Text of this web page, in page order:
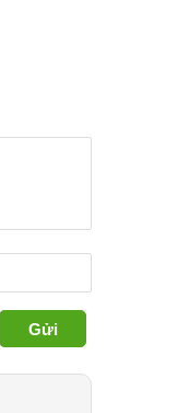
Gửi